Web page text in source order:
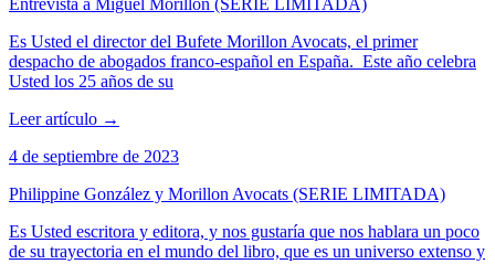
Es Usted el director del Bufete Morillon Avocats, el primer
despacho de abogados franco-español en España. Este año celebra
Usted los 25 años de su
Leer artículo →
4 de septiembre de 2023
Philippine González y Morillon Avocats (SERIE LIMITADA)
Es Usted escritora y editora, y nos gustaría que nos hablara un poco
de su trayectoria en el mundo del libro, que es un universo extenso y